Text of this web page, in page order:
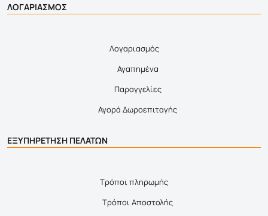
ΛΟΓΑΡΙΑΣΜΟΣ
Λογαριασμός
Αγαπημένα
Παραγγελίες
Αγορά Δωροεπιταγής
ΕΞΥΠΗΡΕΤΗΣΗ ΠΕΛΑΤΩΝ
Τρόποι πληρωμής
Τρόποι Αποστολής